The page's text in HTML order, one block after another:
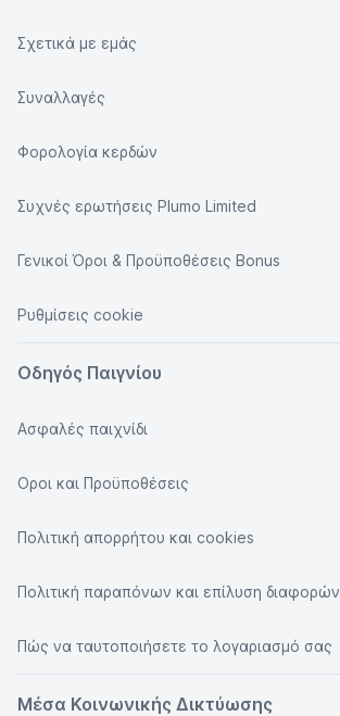
Σχετικά με εμάς
Συναλλαγές
Φορολογία κερδών
Συχνές ερωτήσεις Plumo Limited
Γενικοί Όροι & Προϋποθέσεις Bonus
Ρυθμίσεις cookie
Οδηγός Παιγνίου
Ασφαλές παιχνίδι
Οροι και Προϋποθέσεις
Πολιτική απορρήτου και cookies
Πολιτική παραπόνων και επίλυση διαφορών
Πώς να ταυτοποιήσετε το λογαριασμό σας
Μέσα Κοινωνικής Δικτύωσης